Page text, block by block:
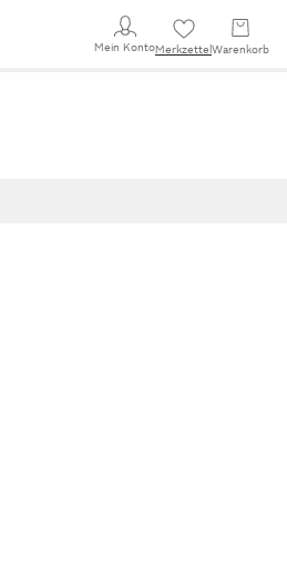
Mein KontoMerkzettel Warenkorb